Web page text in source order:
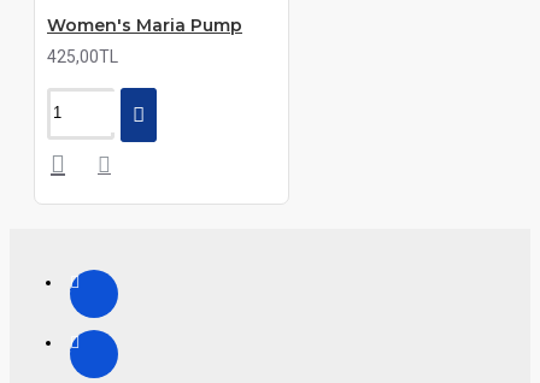
Women's Maria Pump
425,00TL